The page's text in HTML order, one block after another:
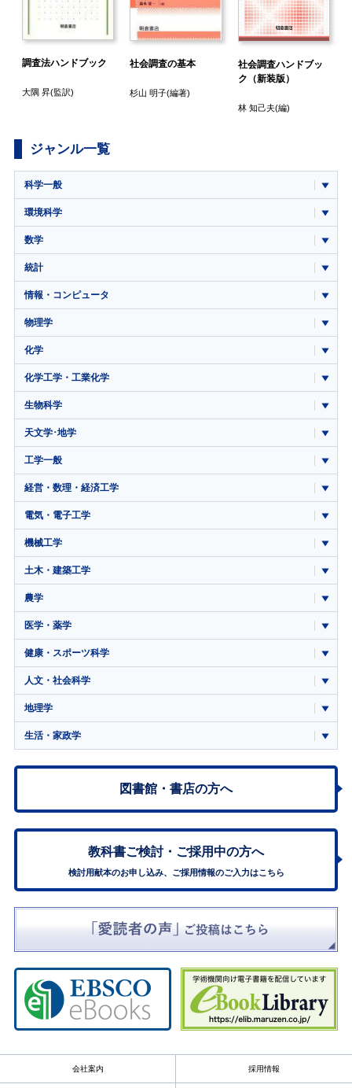
調査法ハンドブック
大隅 昇(監訳)
社会調査の基本
杉山 明子(編著)
社会調査ハンドブッ
ク（新装版）
林 知己夫(編)
ジャンル一覧
科学一般
環境科学
数学
統計
情報・コンピュータ
物理学
化学
化学工学・工業化学
生物科学
天文学･地学
工学一般
経営・数理・経済工学
電気・電子工学
機械工学
土木・建築工学
農学
医学・薬学
健康・スポーツ科学
人文・社会科学
地理学
生活・家政学
図書館・書店の方へ
教科書ご検討・ ご採用中の方へ
検討用献本のお申し込み、ご採用情報のご入力はこちら
会社案内 採用情報